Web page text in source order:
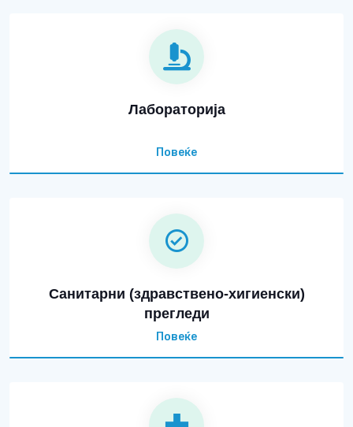
Лабораторија
Повеќе
Санитарни (здравствено-хигиенски)
прегледи
Повеќе